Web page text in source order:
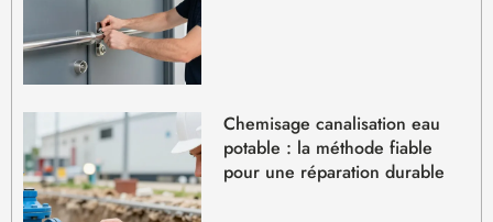
Chemisage canalisation eau
potable : la méthode fiable
pour une réparation durable